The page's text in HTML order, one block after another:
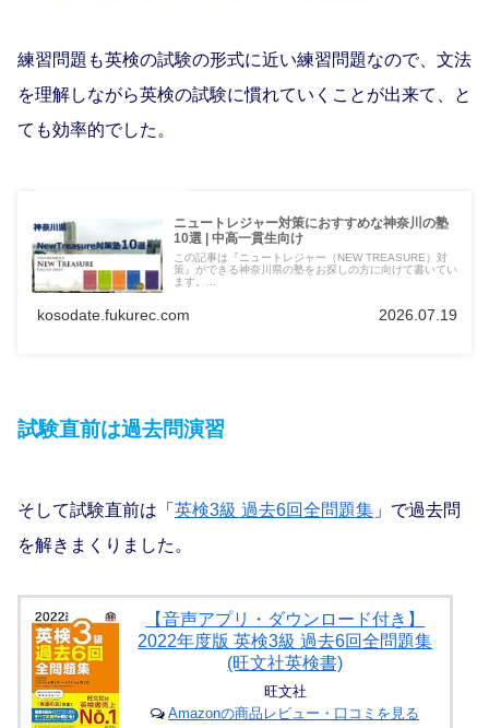
練習問題も英検の試験の形式に近い練習問題なので、文法
を理解しながら英検の試験に慣れていくことが出来て、と
ても効率的でした。
ニュートレジャー対策におすすめな神奈川の塾
10選 | 中高一貫生向け
この記事は『ニュートレジャー（NEW TREASURE）対
策』ができる神奈川県の塾をお探しの方に向けて書いてい
ます。...
kosodate.fukurec.com 2026.07.19
試験直前は過去問演習
そして試験直前は「 英検3級 過去6回全問題集 」で過去問
を解きまくりました。
【音声アプリ・ダウンロード付き】
2022年度版 英検3級 過去6回全問題集
(旺文社英検書)
旺文社
Amazonの商品レビュー・口コミを見る